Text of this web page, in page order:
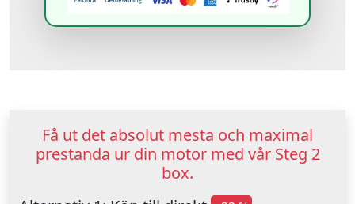
Få ut det absolut mesta och maximal
prestanda ur din motor med vår Steg 2
box.